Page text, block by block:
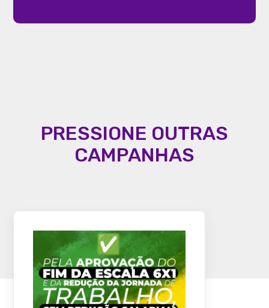
PRESSIONE OUTRAS
CAMPANHAS